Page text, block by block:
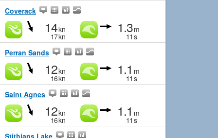
Coverack
14kn
17kn
1.3m
11 s
Perran Sands
12kn
16kn
1.1 m
11 s
Saint Agnes
12kn
16kn
1.1 m
11 s
Stithians Lake